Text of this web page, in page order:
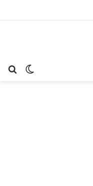
بلسان الاستعمار
الوضع